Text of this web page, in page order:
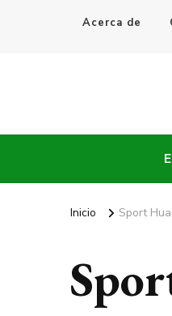
Acerca de
Every
Inicio Sport